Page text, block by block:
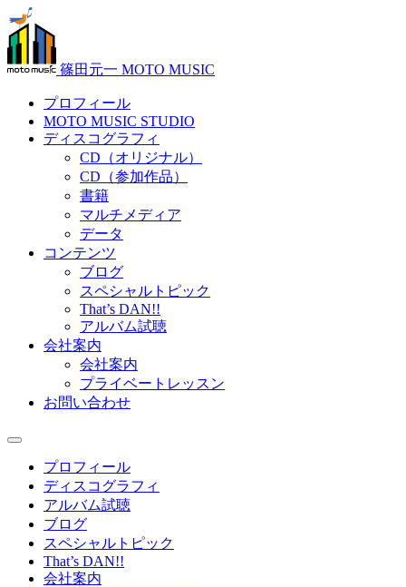
篠田元一 MOTO MUSIC
プロフィール
MOTO MUSIC STUDIO
ディスコグラフィ
CD（オリジナル）
CD（参加作品）
書籍
マルチメディア
データ
コンテンツ
ブログ
スペシャルトピック
That’s DAN!!
アルバム試聴
会社案内
会社案内
プライベートレッスン
お問い合わせ
プロフィール
ディスコグラフィ
アルバム試聴
ブログ
スペシャルトピック
That’s DAN!!
会社案内